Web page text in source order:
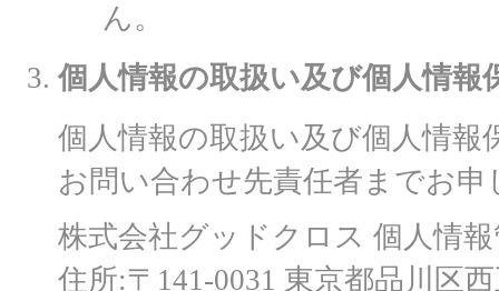
ん。
個人情報の取扱い及び個人情
個人情報の取扱い及び個人情
お問い合わせ先責任者までお
株式会社グッドクロス 個人情
住所:〒141-0031 東京都品川区